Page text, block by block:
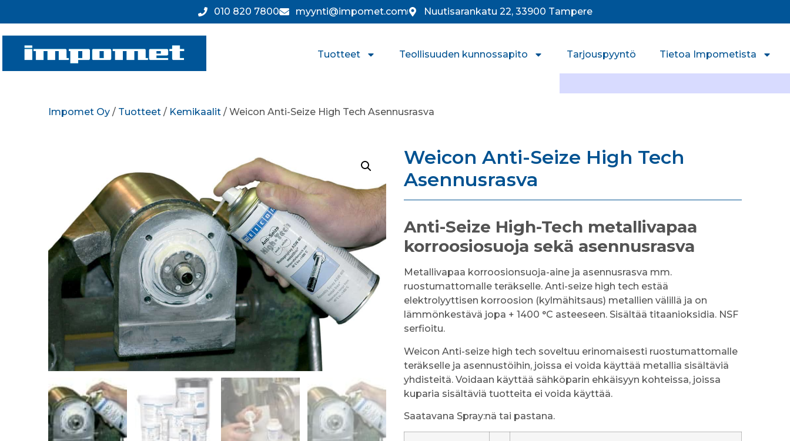
010 820 7800 myynti@impomet.com Nuutisarankatu 22, 33900 Tampere
Tuotteet Teollisuuden kunnossapito Tarjouspyyntö Tietoa Impometista
Impomet Oy / Tuotteet / Kemikaalit / Weicon Anti-Seize High Tech Asennusrasva
Weicon Anti-Seize High Tech
Asennusrasva
Anti-Seize High-Tech metallivapaa
korroosiosuoja sekä asennusrasva
Metallivapaa korroosionsuoja-aine ja asennusrasva mm.
ruostumattomalle teräkselle. Anti-seize high tech estää
elektrolyyttisen korroosion (kylmähitsaus) metallien välillä ja on
lämmönkestävä jopa + 1400 °C asteeseen. Sisältää titaanioksidia. NSF
serfioitu.
Weicon Anti-seize high tech soveltuu erinomaisesti ruostumattomalle
teräkselle ja asennustöihin, joissa ei voida käyttää metallia sisältäviä
yhdisteitä. Voidaan käyttää sähköparin ehkäisyyn kohteissa, joissa
kuparia sisältäviä tuotteita ei voida käyttää.
Saatavana Spray:nä tai pastana.